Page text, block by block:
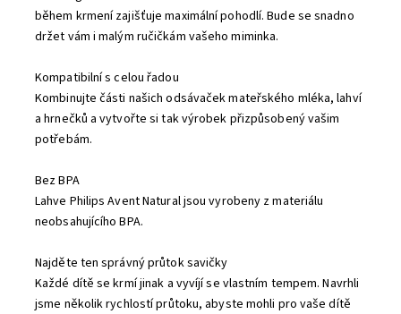
během krmení zajišťuje maximální pohodlí. Bude se snadno
držet vám i malým ručičkám vašeho miminka.
Kompatibilní s celou řadou
Kombinujte části našich odsávaček mateřského mléka, lahví
a hrnečků a vytvořte si tak výrobek přizpůsobený vašim
potřebám.
Bez BPA
Lahve Philips Avent Natural jsou vyrobeny z materiálu
neobsahujícího BPA.
Najděte ten správný průtok savičky
Každé dítě se krmí jinak a vyvíjí se vlastním tempem. Navrhli
jsme několik rychlostí průtoku, abyste mohli pro vaše dítě